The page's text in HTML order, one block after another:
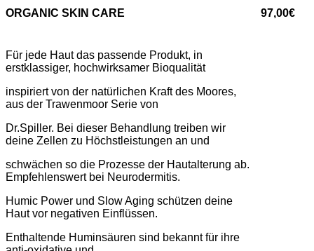
ORGANIC SKIN CARE 97,00€
Für jede Haut das passende Produkt, in
erstklassiger, hochwirksamer Bioqualität
inspiriert von der natürlichen Kraft des Moores,
aus der Trawenmoor Serie von
Dr.Spiller. Bei dieser Behandlung treiben wir
deine Zellen zu Höchstleistungen an und
schwächen so die Prozesse der Hautalterung ab.
Empfehlenswert bei Neurodermitis.
Humic Power und Slow Aging schützen deine
Haut vor negativen Einflüssen.
Enthaltende Huminsäuren sind bekannt für ihre